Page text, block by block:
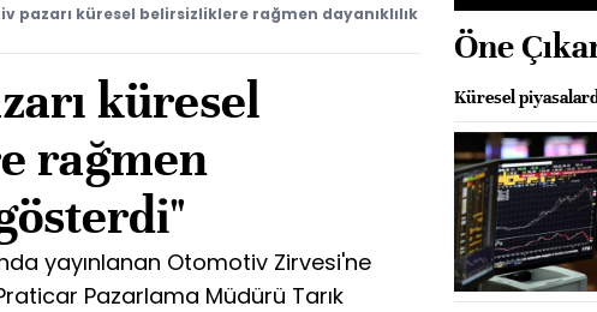
pazarı küresel belirsizliklere rağmen dayanıklılık
küresel
rağmen
yayınlanan Otomotiv Zirvesi'ne
Pazarlama Müdürü Tarık
Öne
Küresel